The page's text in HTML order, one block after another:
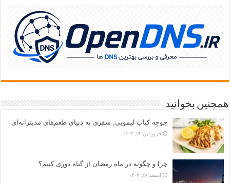
همچنین بخوانید
جوجه کباب لیمویی, سفری به دنیای طعم‌های مدیترانه‌ای
فروردین ۲۴, ۱۴۰۳
چرا و چگونه در ماه رمضان از گناه دوری کنیم؟
اسفند ۲۸, ۱۴۰۲